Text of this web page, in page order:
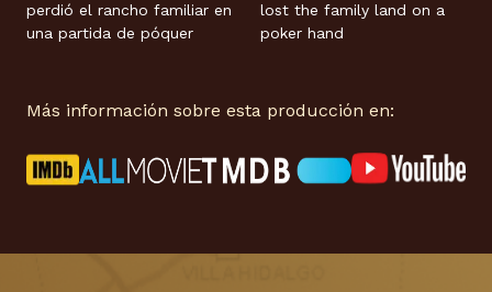
perdió el rancho familiar en
una partida de póquer
lost the family land on a
poker hand
Más información sobre esta producción en: